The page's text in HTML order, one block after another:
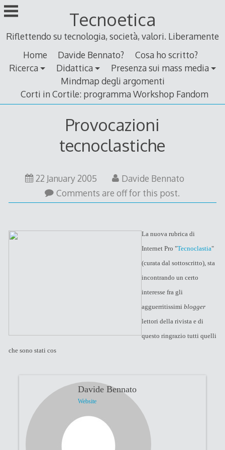
Skip
to
Tecnoetica
Riflettendo su tecnologia, società, valori. Liberamente
Home
Davide Bennato?
Cosa ho scritto?
Ricerca
Didattica
Presenza sui mass media
Mindmap degli argomenti
Corti in Cortile: programma Workshop Fandom
Provocazioni
tecnoclastiche
22 January 2005
Davide Bennato
Comments are off for this post.
La nuova rubrica di
Internet Pro "Tecnoclastia"
(curata dal sottoscritto), sta
incontrando un certo
interesse fra gli
agguerritissimi blogger
lettori della rivista e di
questo ringrazio tutti quelli
che sono stati cos
Davide Bennato
Website